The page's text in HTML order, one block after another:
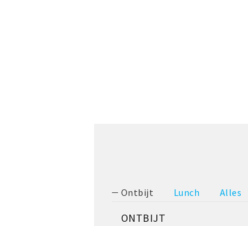
Ontbijt Lunch Alles
ONTBIJT